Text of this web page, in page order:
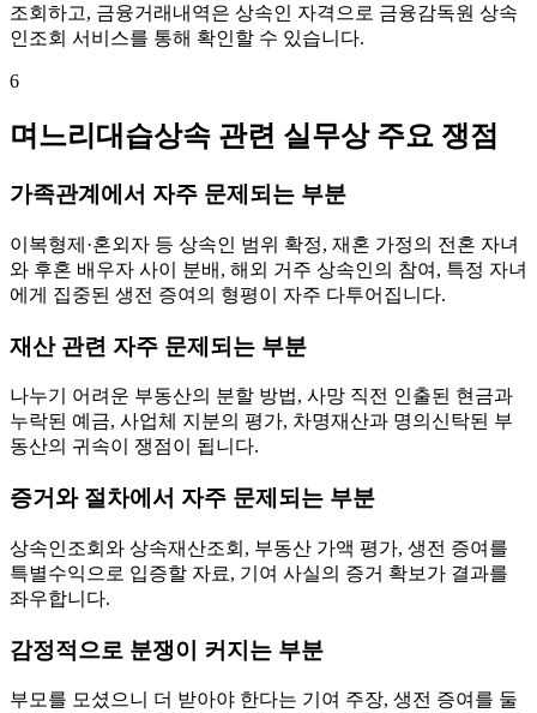
조회하고, 금융거래내역은 상속인 자격으로 금융감독원 상속
인조회 서비스를 통해 확인할 수 있습니다.
6
며느리대습상속 관련 실무상 주요 쟁점
가족관계에서 자주 문제되는 부분
이복형제·혼외자 등 상속인 범위 확정, 재혼 가정의 전혼 자녀
와 후혼 배우자 사이 분배, 해외 거주 상속인의 참여, 특정 자녀
에게 집중된 생전 증여의 형평이 자주 다투어집니다.
재산 관련 자주 문제되는 부분
나누기 어려운 부동산의 분할 방법, 사망 직전 인출된 현금과
누락된 예금, 사업체 지분의 평가, 차명재산과 명의신탁된 부
동산의 귀속이 쟁점이 됩니다.
증거와 절차에서 자주 문제되는 부분
상속인조회와 상속재산조회, 부동산 가액 평가, 생전 증여를
특별수익으로 입증할 자료, 기여 사실의 증거 확보가 결과를
좌우합니다.
감정적으로 분쟁이 커지는 부분
부모를 모셨으니 더 받아야 한다는 기여 주장, 생전 증여를 둘